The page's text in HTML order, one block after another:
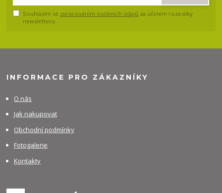
Souhlasím se zpracováním osobních údajů za účelem rozesílky
newsletteru.
INFORMACE PRO ZÁKAZNÍKY
O nás
Jak nakupovat
Obchodní podmínky
Fotogalerie
Kontakty